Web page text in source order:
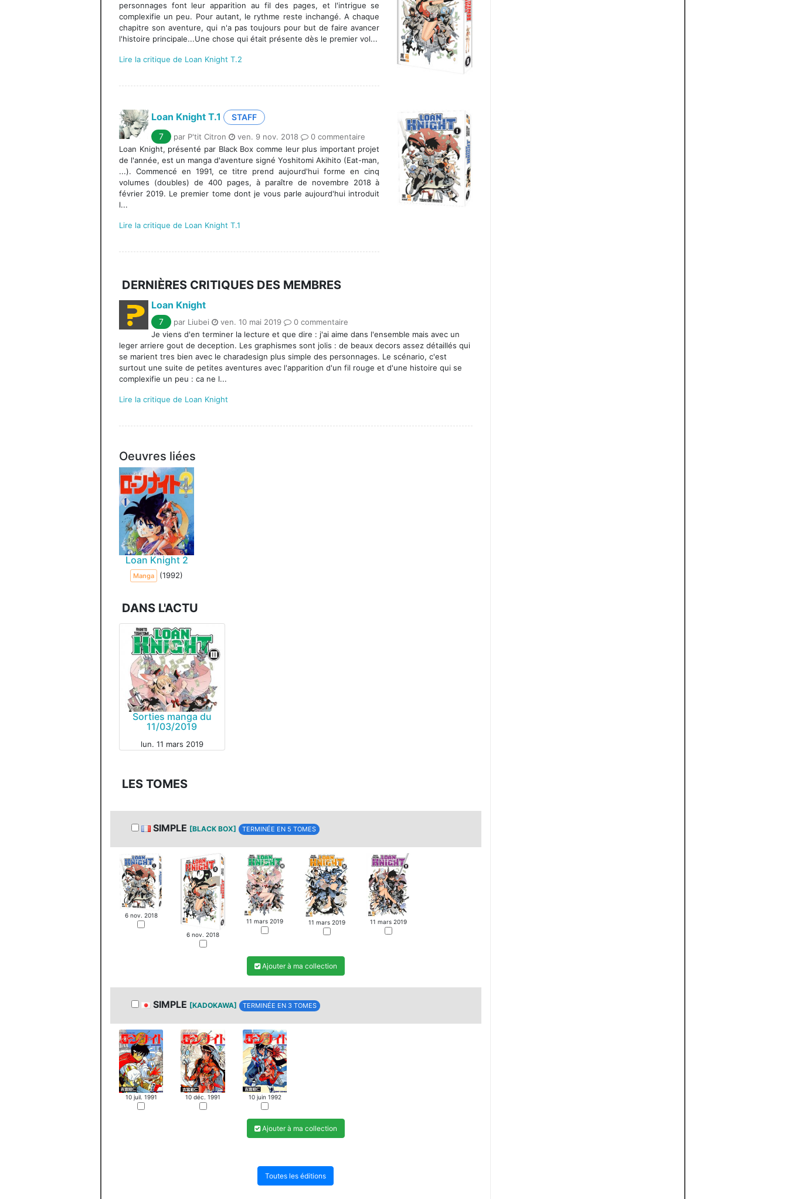
personnages font leur apparition au fil des pages, et l'intrigue se
complexifie un peu. Pour autant, le rythme reste inchangé. A chaque
chapitre son aventure, qui n'a pas toujours pour but de faire avancer
l'histoire principale...Une chose qui était présente dès le premier vol...
Lire la critique de Loan Knight T.2
Loan Knight T.1
STAFF
7
par P'tit Citron ven. 9 nov. 2018
0 commentaire
Loan Knight, présenté par Black Box comme leur plus important projet
de l'année, est un manga d'aventure signé Yoshitomi Akihito (Eat-man,
...). Commencé en 1991, ce titre prend aujourd'hui forme en cinq
volumes (doubles) de 400 pages, à paraître de novembre 2018 à
février 2019. Le premier tome dont je vous parle aujourd'hui introduit
l...
Lire la critique de Loan Knight T.1
DERNIÈRES CRITIQUES DES MEMBRES
Loan Knight
7 par Liubei ven. 10 mai 2019
0 commentaire
Je viens d'en terminer la lecture et que dire : j'ai aime dans l'ensemble mais avec un
leger arriere gout de deception. Les graphismes sont jolis : de beaux decors assez détaillés qui
se marient tres bien avec le charadesign plus simple des personnages. Le scénario, c'est
surtout une suite de petites aventures avec l'apparition d'un fil rouge et d'une histoire qui se
complexifie un peu : ca ne l...
Lire la critique de Loan Knight
Oeuvres liées
Loan Knight 2
Manga (1992)
DANS L'ACTU
MANGA
Sorties manga du
11/03/2019
lun. 11 mars 2019
LES TOMES
SIMPLE [BLACK BOX] TERMINÉE EN 5 TOMES
6 nov. 2018
6 nov. 2018
11 mars 2019 11 mars 2019 11 mars 2019
Ajouter à ma collection
SIMPLE [KADOKAWA] TERMINÉE EN 3 TOMES
10 juil. 1991 10 déc. 1991 10 juin 1992
Ajouter à ma collection
Toutes les éditions